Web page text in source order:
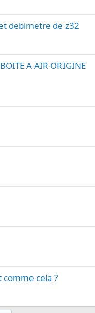
debimetre de z32
A AIR ORIGINE
cela ?